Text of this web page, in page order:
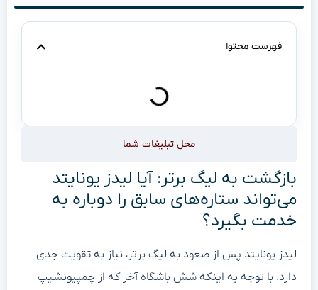
فهرست محتوا
محل تبلیغات شما
بازگشت به لیگ برتر: آیا لیدز یونایتد
می‌تواند ستاره‌های سابق را دوباره به
خدمت بگیرد؟
لیدز یونایتد پس از صعود به لیگ برتر، نیاز به تقویت جدی
دارد. با توجه به اینکه شش باشگاه آخر که از چمپیونشیپ